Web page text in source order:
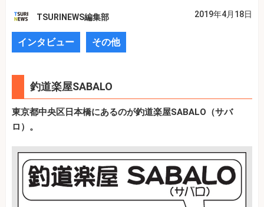
TSURINEWS編集部 2019年4月18日
インタビュー その他
釣道楽屋SABALO
東京都中央区日本橋にあるのが釣道楽屋SABALO（サバ
ロ）。